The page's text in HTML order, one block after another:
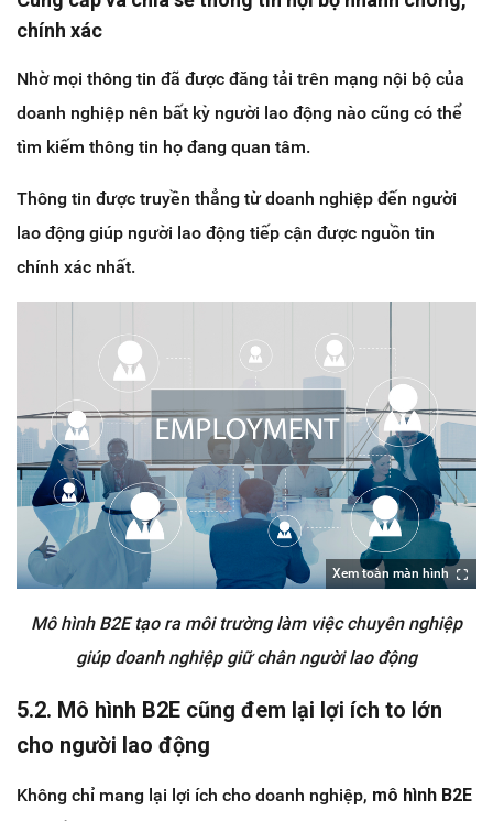
chính xác
Nhờ mọi thông tin đã được đăng tải trên mạng nội bộ của
doanh nghiệp nên bất kỳ người lao động nào cũng có thể
tìm kiếm thông tin họ đang quan tâm.
Thông tin được truyền thẳng từ doanh nghiệp đến người
lao động giúp người lao động tiếp cận được nguồn tin
chính xác nhất.
Xem toàn màn hình
Mô hình B2E tạo ra môi trường làm việc chuyên nghiệp
giúp doanh nghiệp giữ chân người lao động
5.2. Mô hình B2E cũng đem lại lợi ích to lớn
cho người lao động
Không chỉ mang lại lợi ích cho doanh nghiệp, mô hình B2E